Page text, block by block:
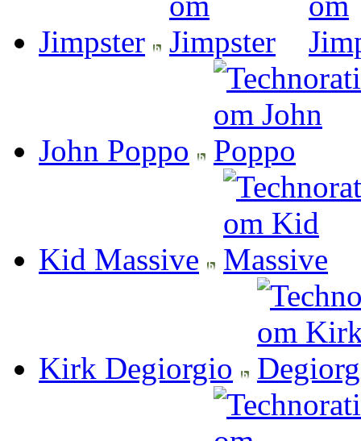
Jimpster
John Poppo
Kid Massive
Kirk Degiorgio